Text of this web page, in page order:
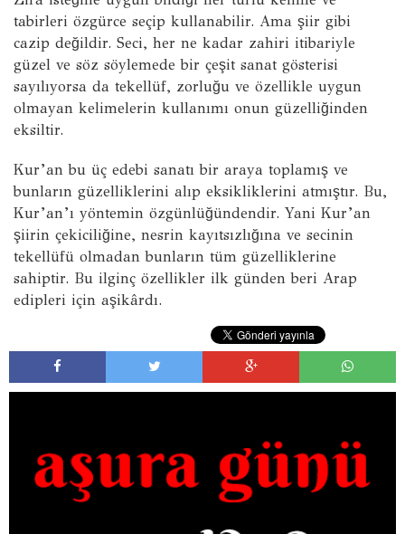
tabirleri özgürce seçip kullanabilir. Ama şiir gibi
cazip değildir. Seci, her ne kadar zahiri itibariyle
güzel ve söz söylemede bir çeşit sanat gösterisi
sayılıyorsa da tekellüf, zorluğu ve özellikle uygun
olmayan kelimelerin kullanımı onun güzelliğinden
eksiltir.
Kur’an bu üç edebi sanatı bir araya toplamış ve
bunların güzelliklerini alıp eksikliklerini atmıştır. Bu,
Kur’an’ı yöntemin özgünlüğündendir. Yani Kur’an
şiirin çekiciliğine, nesrin kayıtsızlığına ve secinin
tekellüfü olmadan bunların tüm güzelliklerine
sahiptir. Bu ilginç özellikler ilk günden beri Arap
edipleri için aşikârdı.